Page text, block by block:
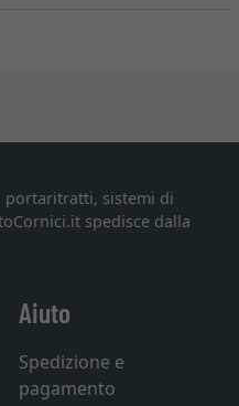
portaritratti, sistemi di
spedisce dalla
Aiuto
Spedizione e
pagamento